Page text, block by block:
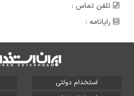
تلفن تماس :
رایانامه :
استخدام دولتی